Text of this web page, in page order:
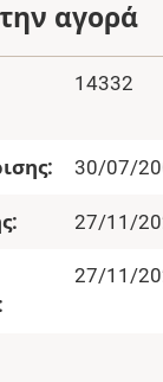
αγορά
14332
30/07/
27/11/
27/11/